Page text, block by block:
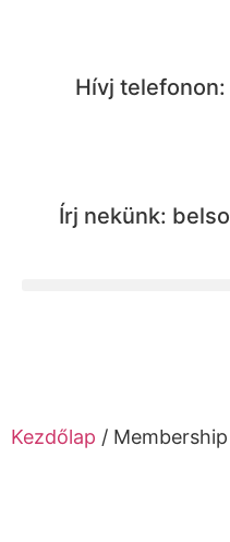
Hívj
Írj nekünk:
Kezdőlap /